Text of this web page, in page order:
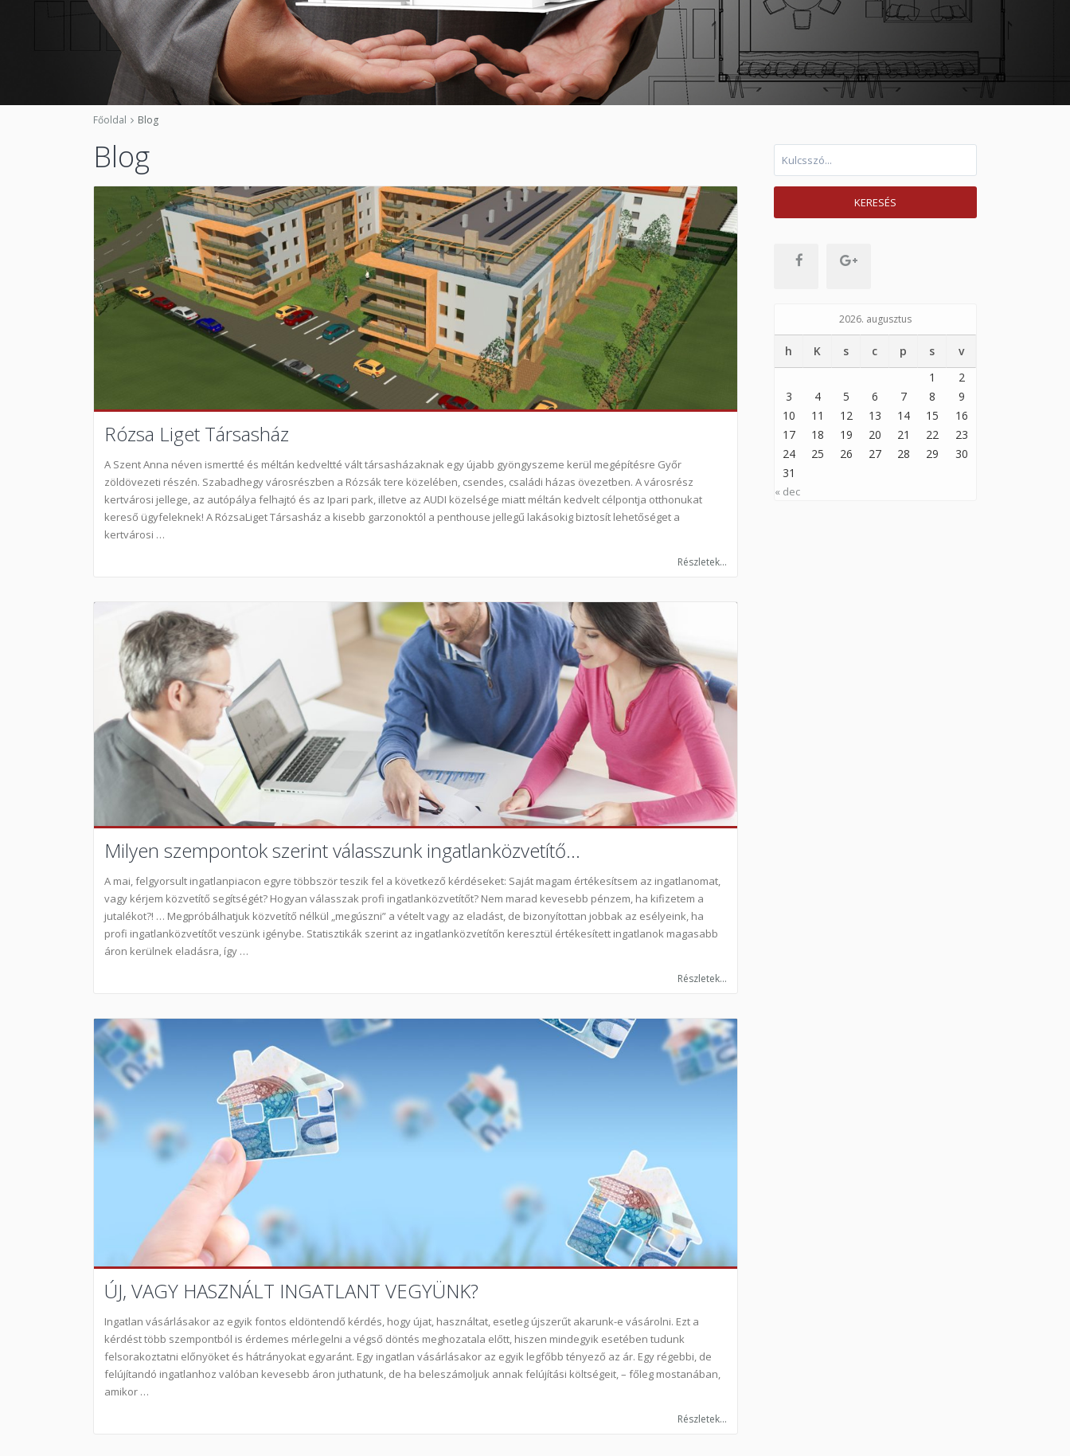
Főoldal Blog
Blog
Rózsa Liget Társasház
A Szent Anna néven ismertté és méltán kedveltté vált társasházaknak egy újabb gyöngyszeme kerül megépítésre Győr
zöldövezeti részén. Szabadhegy városrészben a Rózsák tere közelében, csendes, családi házas övezetben. A városrész
kertvárosi jellege, az autópálya felhajtó és az Ipari park, illetve az AUDI közelsége miatt méltán kedvelt célpontja otthonukat
kereső ügyfeleknek! A RózsaLiget Társasház a kisebb garzonoktól a penthouse jellegű lakásokig biztosít lehetőséget a
kertvárosi …
Részletek...
Milyen szempontok szerint válasszunk ingatlanközvetítő...
A mai, felgyorsult ingatlanpiacon egyre többször teszik fel a következő kérdéseket: Saját magam értékesítsem az ingatlanomat,
vagy kérjem közvetítő segítségét? Hogyan válasszak profi ingatlanközvetítőt? Nem marad kevesebb pénzem, ha kifizetem a
jutalékot?! … Megpróbálhatjuk közvetítő nélkül „megúszni” a vételt vagy az eladást, de bizonyítottan jobbak az esélyeink, ha
profi ingatlanközvetítőt veszünk igénybe. Statisztikák szerint az ingatlanközvetítőn keresztül értékesített ingatlanok magasabb
áron kerülnek eladásra, így …
Részletek...
ÚJ, VAGY HASZNÁLT INGATLANT VEGYÜNK?
Ingatlan vásárlásakor az egyik fontos eldöntendő kérdés, hogy újat, használtat, esetleg újszerűt akarunk-e vásárolni. Ezt a
kérdést több szempontból is érdemes mérlegelni a végső döntés meghozatala előtt, hiszen mindegyik esetében tudunk
felsorakoztatni előnyöket és hátrányokat egyaránt. Egy ingatlan vásárlásakor az egyik legfőbb tényező az ár. Egy régebbi, de
felújítandó ingatlanhoz valóban kevesebb áron juthatunk, de ha beleszámoljuk annak felújítási költségeit, – főleg mostanában,
amikor …
Részletek...
KERESÉS
2026. augusztus
h K s c p s
v
1
2
3
4 5 6 7 8
9
10
11 12 13 14 15
16
17
18 19 20 21 22
23
24
25 26 27 28 29
30
31
« dec